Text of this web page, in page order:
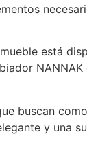
está
buscan
y una